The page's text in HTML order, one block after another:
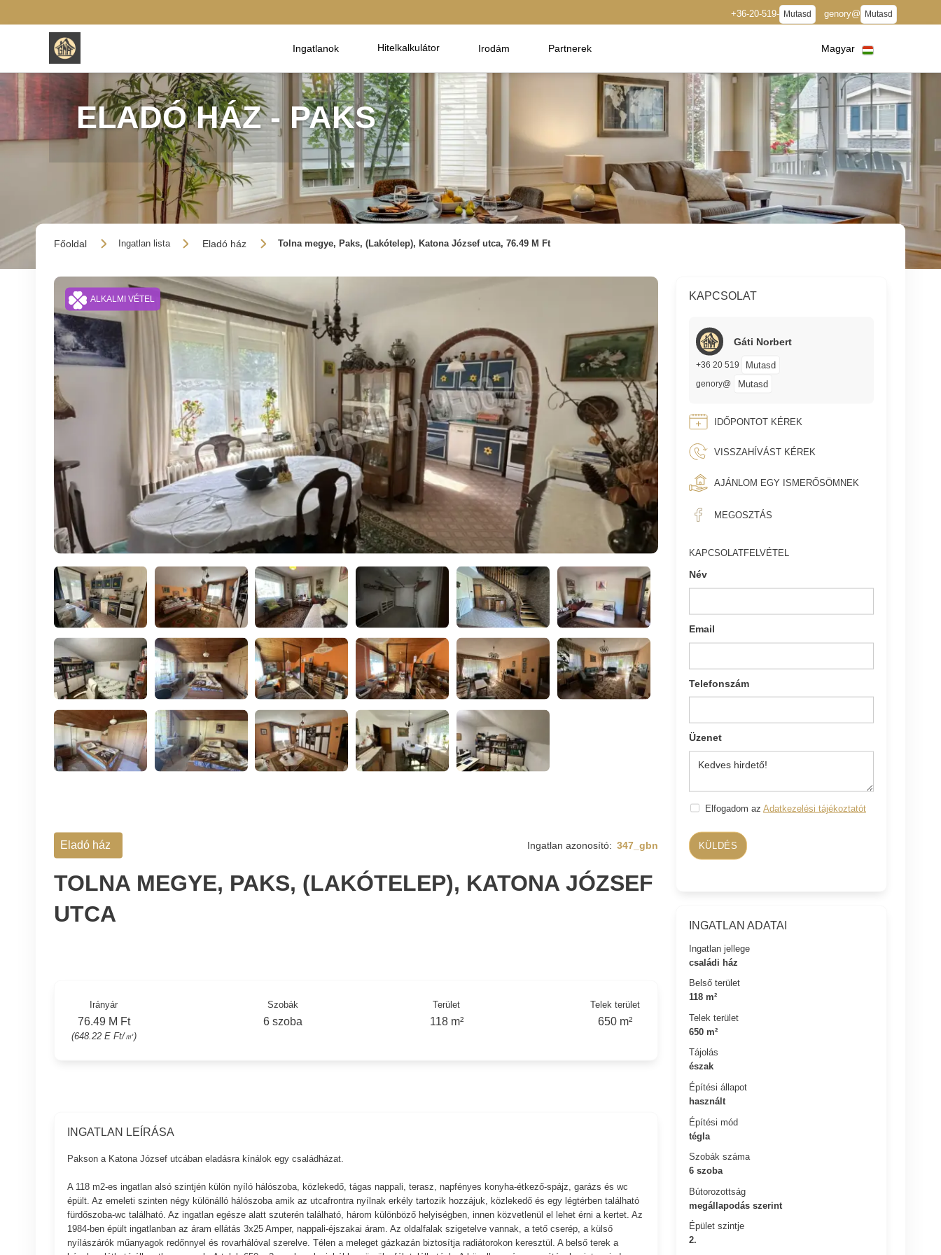
+36-20-519- Mutasd genory@ Mutasd
Ingatlanok Hitelkalkulátor Irodám Partnerek Magyar
ELADÓ HÁZ - PAKS
Főoldal Ingatlan lista Eladó ház Tolna megye, Paks, (Lakótelep), Katona József utca, 76.49 M Ft
ALKALMI VÉTEL KAPCSOLAT
Gáti Norbert
+36 20 519 Mutasd
genory@ Mutasd
IDŐPONTOT KÉREK
VISSZAHÍVÁST KÉREK
AJÁNLOM EGY ISMERŐSÖMNEK
MEGOSZTÁS
KAPCSOLATFELVÉTEL
Név
Email
Telefonszám
Üzenet
Elfogadom az Adatkezelési tájékoztatót
KÜLDÉS
INGATLAN ADATAI
Ingatlan jellege
családi ház
Belső terület
118 m²
Telek terület
650 m²
Tájolás
észak
Építési állapot
használt
Építési mód
tégla
Szobák száma
6 szoba
Bútorozottság
megállapodás szerint
Épület szintje
2.
Eladó ház Ingatlan azonosító: 347_gbn
TOLNA MEGYE, PAKS, (LAKÓTELEP), KATONA JÓZSEF
UTCA
Irányár
76.49 M Ft
(648.22 E Ft/㎡)
Szobák
6 szoba
Terület
118 m²
Telek terület
650 m²
INGATLAN LEÍRÁSA
Pakson a Katona József utcában eladásra kínálok egy családházat.
A 118 m2-es ingatlan alsó szintjén külön nyíló hálószoba, közlekedő, tágas nappali, terasz, napfényes konyha-étkező-spájz, garázs és wc
épült. Az emeleti szinten négy különálló hálószoba amik az utcafrontra nyílnak erkély tartozik hozzájuk, közlekedő és egy légtérben található
fürdőszoba-wc található. Az ingatlan egésze alatt szuterén található, három különböző helyiségben, innen közvetlenül el lehet érni a kertet. Az
1984-ben épült ingatlanban az áram ellátás 3x25 Amper, nappali-éjszakai áram. Az oldalfalak szigetelve vannak, a tető cserép, a külső
nyílászárók műanyagok redőnnyel és rovarhálóval szerelve. Télen a meleget gázkazán biztosítja radiátorokon keresztül. A belső terek a